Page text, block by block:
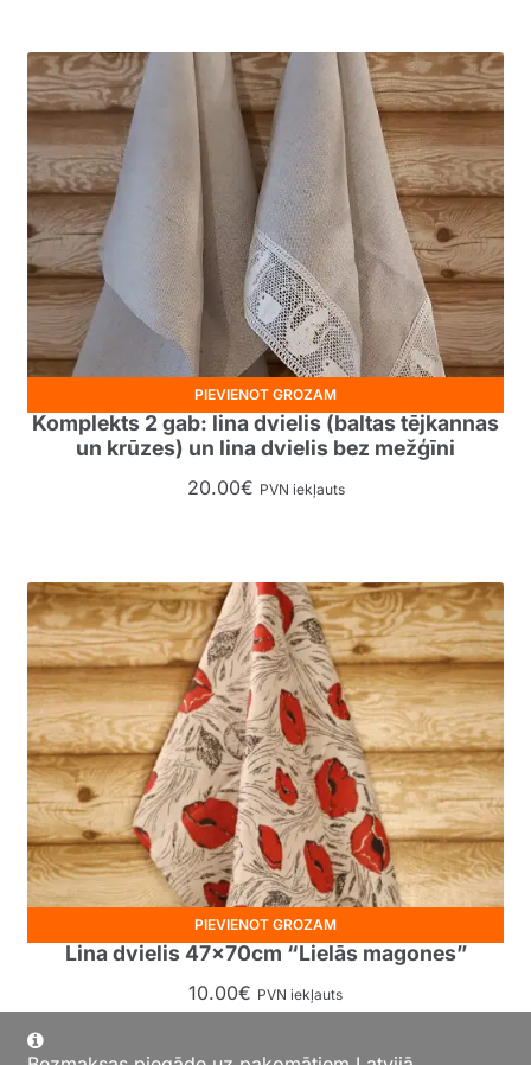
Komplekts 2 gab: lina dvielis (baltas tējkannas
un krūzes) un lina dvielis bez mežģīni
20.00€ PVN iekļauts
PIEVIENOT GROZAM
Lina dvielis 47x70cm “Lielās magones”
10.00€ PVN iekļauts
PIEVIENOT GROZAM